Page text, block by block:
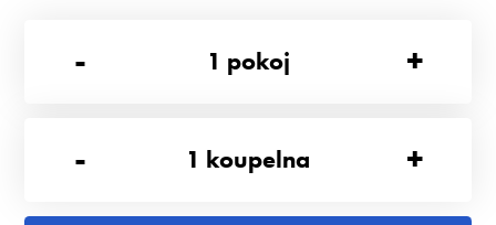
-
1 pokoj +
- 1 koupelna +